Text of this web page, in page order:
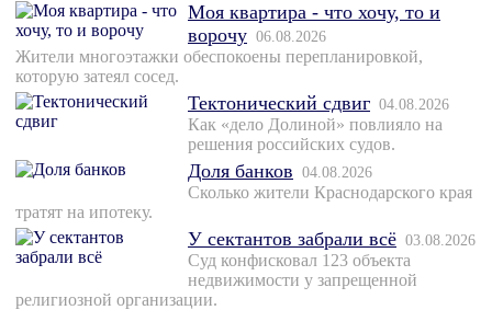
Моя квартира - что хочу, то и
ворочу 06.08.2026
Жители многоэтажки обеспокоены перепланировкой,
которую затеял сосед.
Тектонический сдвиг 04.08.2026
Как «дело Долиной» повлияло на
решения российских судов.
Доля банков 04.08.2026
Сколько жители Краснодарского края
тратят на ипотеку.
У сектантов забрали всё 03.08.2026
Суд конфисковал 123 объекта
недвижимости у запрещенной
религиозной организации.